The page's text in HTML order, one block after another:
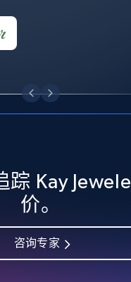
by category
Product description,
Images, Variations,
踪 Kay
价。
咨询专家